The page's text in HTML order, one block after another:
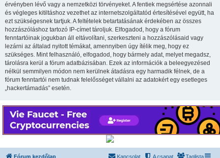
érvényben lévő vagy a nemzetközi törvényeket. A fentiek megsértése azonnali
és végleges kitiltáshoz vezethet az internetszolgáltatód értesítésével együtt, ha
ezt szükségesnek tartjuk. A feltételek betartatásának érdekében az összes
hozzászóláshoz tartozó IP-címet tároljuk. Elfogadod, hogy a fórum
fenntartóinak jogukban áll eltávolítani, szerkeszteni a hozzászólásaid vagy
lezárni az általad nyitott témákat, amennyiben úgy ítélik meg, hogy ez
szükséges. Mint felhasználó, elfogadod, hogy bármely adat, melyet megadsz,
tárolásra kerül a fórum adatbázisában. Ezek az információk a beleegyezésed
nélkül semmilyen módon nem kerülnek átadásra egy harmadik félnek, de a
fórum fenntartói nem tudnak felelősséget vállalni az adatokért egy esetleges
„hackertámadás” esetén.
Fórum kezdőlap Taglista
A csapat
Kapcsolat